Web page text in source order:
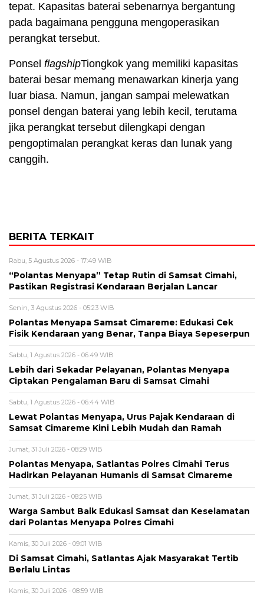
tepat. Kapasitas baterai sebenarnya bergantung
pada bagaimana pengguna mengoperasikan
perangkat tersebut.
Ponsel flagshipTiongkok yang memiliki kapasitas
baterai besar memang menawarkan kinerja yang
luar biasa. Namun, jangan sampai melewatkan
ponsel dengan baterai yang lebih kecil, terutama
jika perangkat tersebut dilengkapi dengan
pengoptimalan perangkat keras dan lunak yang
canggih.
BERITA TERKAIT
Rabu, 5 Agustus 2026 - 17:49 WIB
“Polantas Menyapa” Tetap Rutin di Samsat Cimahi,
Pastikan Registrasi Kendaraan Berjalan Lancar
Senin, 3 Agustus 2026 - 05:23 WIB
Polantas Menyapa Samsat Cimareme: Edukasi Cek
Fisik Kendaraan yang Benar, Tanpa Biaya Sepeserpun
Sabtu, 1 Agustus 2026 - 06:49 WIB
Lebih dari Sekadar Pelayanan, Polantas Menyapa
Ciptakan Pengalaman Baru di Samsat Cimahi
Sabtu, 1 Agustus 2026 - 06:44 WIB
Lewat Polantas Menyapa, Urus Pajak Kendaraan di
Samsat Cimareme Kini Lebih Mudah dan Ramah
Jumat, 31 Juli 2026 - 08:29 WIB
Polantas Menyapa, Satlantas Polres Cimahi Terus
Hadirkan Pelayanan Humanis di Samsat Cimareme
Jumat, 31 Juli 2026 - 08:25 WIB
Warga Sambut Baik Edukasi Samsat dan Keselamatan
dari Polantas Menyapa Polres Cimahi
Kamis, 30 Juli 2026 - 09:01 WIB
Di Samsat Cimahi, Satlantas Ajak Masyarakat Tertib
Berlalu Lintas
Kamis, 30 Juli 2026 - 08:59 WIB